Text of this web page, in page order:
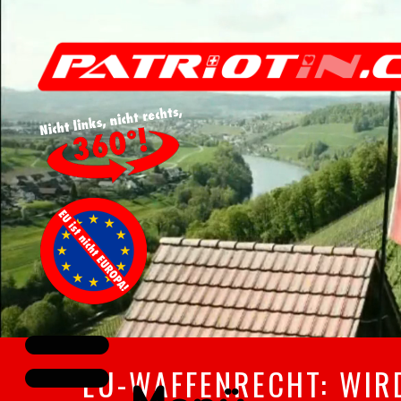
EU-WAFFENRECHT: